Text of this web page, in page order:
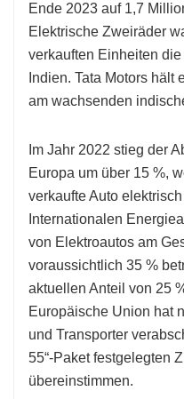
Ende 2023 auf 1,7
Elektrische Zweiräder
verkauften Einheiten
Indien. Tata Motors hält
am wachsenden
Im Jahr 2022 stieg der
Europa um über 15 %,
verkaufte Auto
Internationalen
von Elektroautos am
voraussichtlich 35 %
aktuellen Anteil von 25
Europäische Union hat
und Transporter
55“-Paket festgelegten
übereinstimmen.